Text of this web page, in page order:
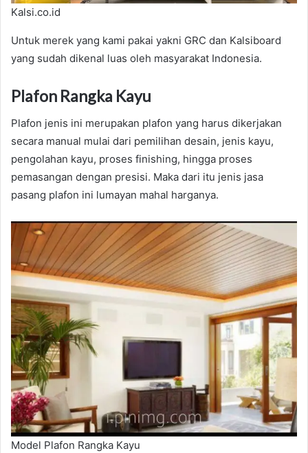
Kalsi.co.id
Untuk merek yang kami pakai yakni GRC dan Kalsiboard
yang sudah dikenal luas oleh masyarakat Indonesia.
Plafon Rangka Kayu
Plafon jenis ini merupakan plafon yang harus dikerjakan
secara manual mulai dari pemilihan desain, jenis kayu,
pengolahan kayu, proses finishing, hingga proses
pemasangan dengan presisi. Maka dari itu jenis jasa
pasang plafon ini lumayan mahal harganya.
Model Plafon Rangka Kayu